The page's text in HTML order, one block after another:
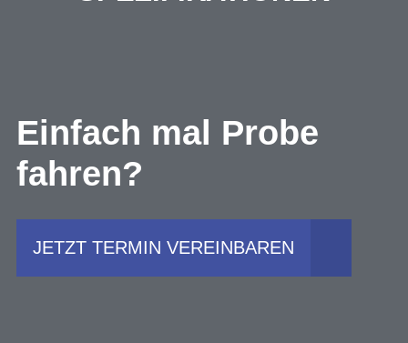
Einfach mal Probe
fahren?
JETZT TERMIN VEREINBAREN